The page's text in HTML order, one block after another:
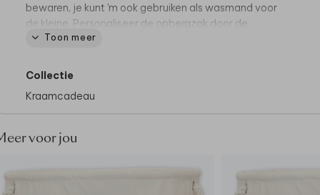
bewaren, je kunt 'm ook gebruiken als wasmand voor
de kleine. Personaliseer de opbergzak door de
kleuren en lettertypes aan te passen, zo past ie
Toon meer
Collectie
Kraamcadeau
voor jou